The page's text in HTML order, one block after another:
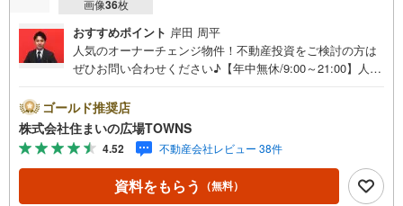
画像36枚
おすすめポイント 岸田 周平
人気のオーナーチェンジ物件！不動産投資をご検討の方は
ぜひお問い合わせください♪【年中無休/9:00～21:00】人気
下さい。「室内・現地を見学する」ボタンよりご予約頂く
とご見学がスムーズです。■その他、各種ご相談も承ってお
ります。○住宅ローンのご相談○ライフプランのシミュレー
ション■住まいの広場TOWNSからお客様へ経験豊富なスタ
ッフが親身になってお客様に合った物件をご紹介させて頂
きます！ /他社様掲載物件も併せてご紹介可能ですのでお気
ゴールド推奨店
株式会社住まいの広場TOWNS
4.52 不動産会社レビュー 38件
資料をもらう （無料）